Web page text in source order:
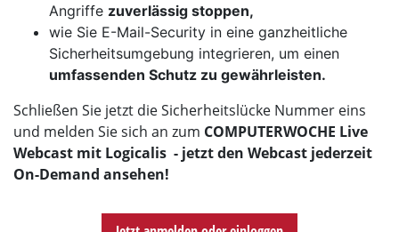
Angriffe zuverlässig stoppen,
wie Sie E-Mail-Security in eine ganzheitliche
Sicherheitsumgebung integrieren, um einen
umfassenden Schutz zu gewährleisten.
Schließen Sie jetzt die Sicherheitslücke Nummer eins
und melden Sie sich an zum COMPUTERWOCHE Live
Webcast mit Logicalis - jetzt den Webcast jederzeit
On-Demand ansehen!